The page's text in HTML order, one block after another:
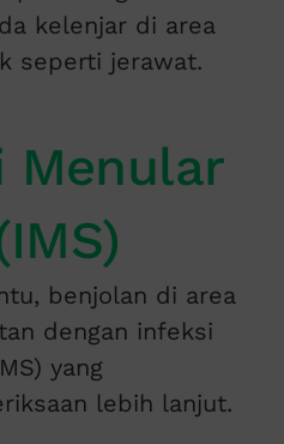
kelenjar di area
seperti jerawat.
Menular
benjolan di area
dengan infeksi
yang
lebih lanjut.